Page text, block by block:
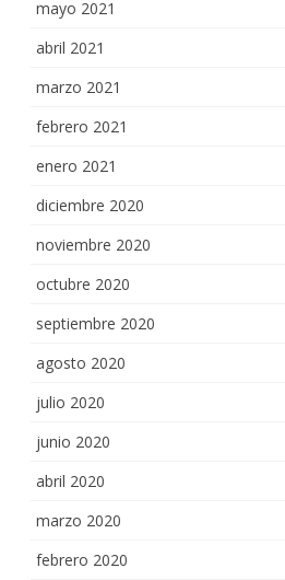
mayo 2021
abril 2021
marzo 2021
febrero 2021
enero 2021
diciembre 2020
noviembre 2020
octubre 2020
septiembre 2020
agosto 2020
julio 2020
junio 2020
abril 2020
marzo 2020
febrero 2020